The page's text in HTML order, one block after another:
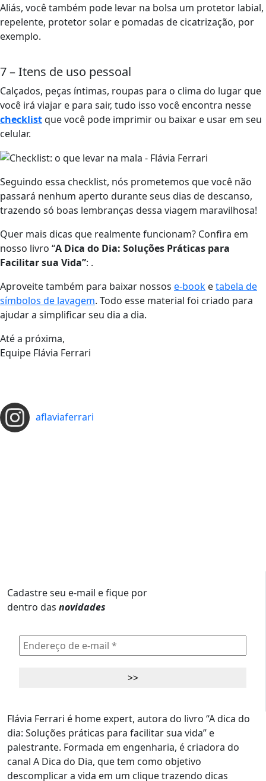
Aliás, você também pode levar na bolsa um protetor labial,
repelente, protetor solar e pomadas de cicatrização, por
exemplo.
7 – Itens de uso pessoal
Calçados, peças íntimas, roupas para o clima do lugar que
você irá viajar e para sair, tudo isso você encontra nesse
checklistque você pode imprimir ou baixar e usar em seu
celular.
Seguindo essa checklist, nós prometemos que você não
passará nenhum aperto durante seus dias de descanso,
trazendo só boas lembranças dessa viagem maravilhosa!
Quer mais dicas que realmente funcionam? Confira em
nosso livro “A Dica do Dia: Soluções Práticas para
Facilitar sua Vida”: .
Aproveite também para baixar nossos e-book etabela de
símbolos de lavagem. Todo esse material foi criado para
ajudar a simplificar seu dia a dia.
Até a próxima,
Equipe Flávia Ferrari
aflaviaferrari
Cadastre seu e-mail e fique por
dentro das novidades
Flávia Ferrari é home expert, autora do livro “A dica do
dia: Soluções práticas para facilitar sua vida” e
palestrante. Formada em engenharia, é criadora do
canal A Dica do Dia, que tem como objetivo
descomplicar a vida em um clique trazendo dicas